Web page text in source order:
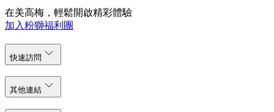
在美高梅，輕鬆開啟精彩體驗
加入粉獅福利團
快速訪問
其他連結